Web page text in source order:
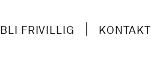
BLI FRIVILLIG KONTAKT